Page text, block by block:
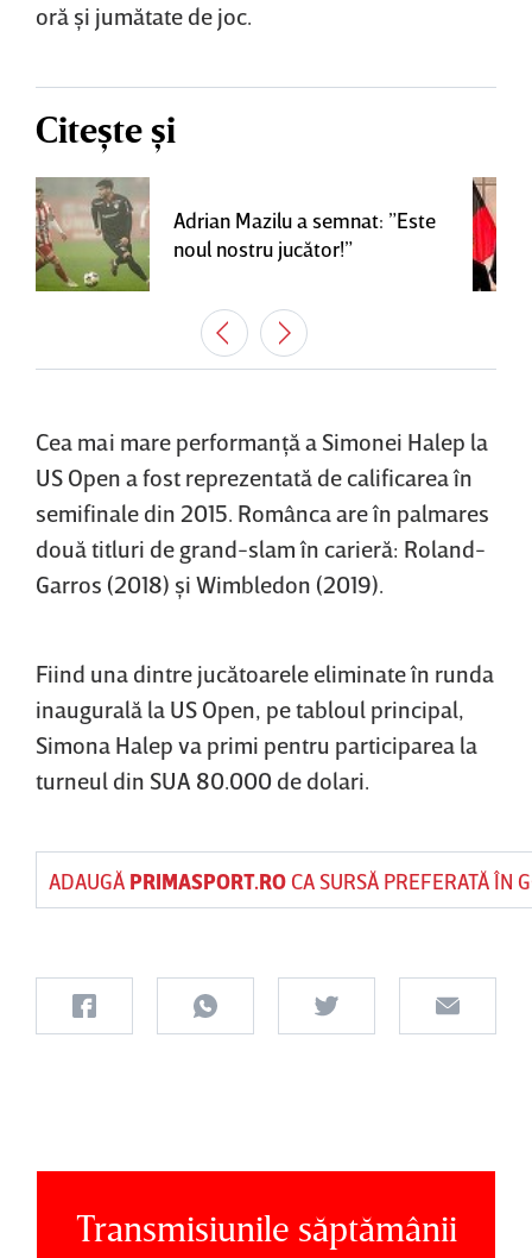
oră şi jumătate de joc.
Citește și
Adrian Mazilu a semnat: ”Este
noul nostru jucător!”
Cea mai mare performanţă a Simonei Halep la
US Open a fost reprezentată de calificarea în
semifinale din 2015. Românca are în palmares
două titluri de grand-slam în carieră: Roland-
Garros (2018) şi Wimbledon (2019).
Fiind una dintre jucătoarele eliminate în runda
inaugurală la US Open, pe tabloul principal,
Simona Halep va primi pentru participarea la
turneul din SUA 80.000 de dolari.
ADAUGĂ PRIMASPORT.ROCA SURSĂ PREFERATĂ ÎN
Transmisiunile săptămânii